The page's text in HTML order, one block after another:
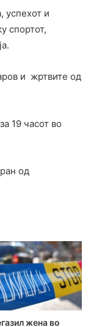
успехот и
спортот,
и жртвите од
19 часот во
од
жена во